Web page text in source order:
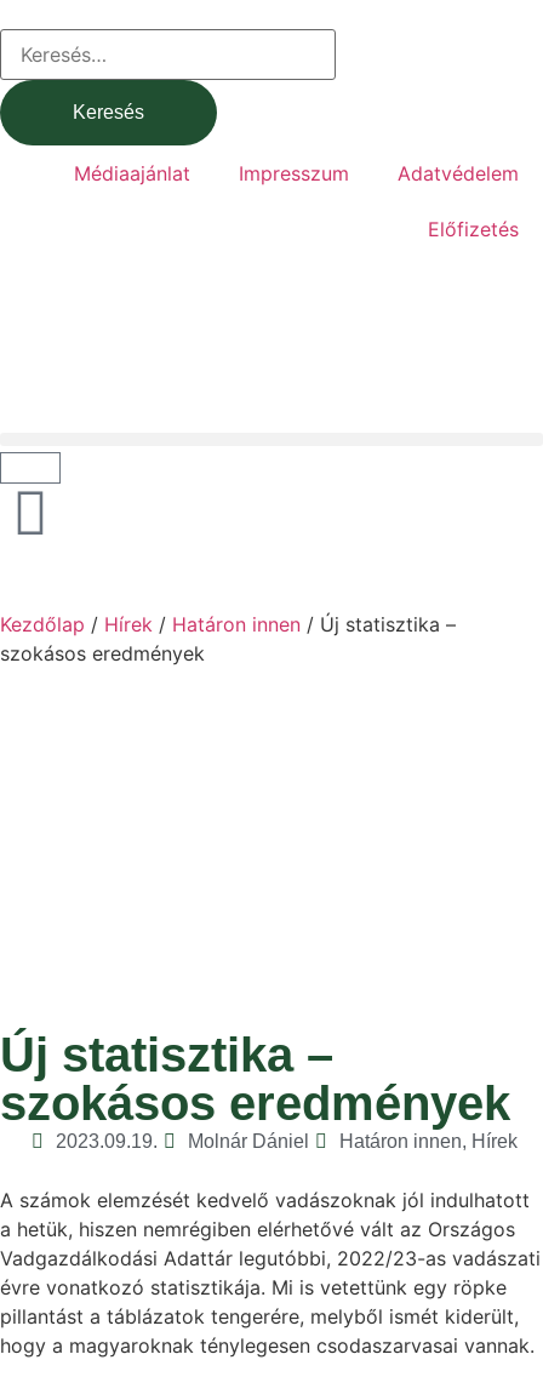
Médiaajánlat Impresszum Adatvédelem
Előfizetés
Kezdőlap / Hírek / Határon innen / Új statisztika –
szokásos eredmények
Új statisztika –
szokásos eredmények
2023.09.19. Molnár Dániel Határon innen, Hírek
A számok elemzését kedvelő vadászoknak jól indulhatott
a hetük, hiszen nemrégiben elérhetővé vált az Országos
Vadgazdálkodási Adattár legutóbbi, 2022/23-as vadászati
évre vonatkozó statisztikája. Mi is vetettünk egy röpke
pillantást a táblázatok tengerére, melyből ismét kiderült,
hogy a magyaroknak ténylegesen csodaszarvasai vannak.